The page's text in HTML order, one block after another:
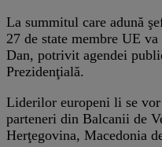
La summitul care adună
27 de state membre UE
Dan, potrivit agendei
Prezidenţială.
Liderilor europeni li se
parteneri din Balcanii de
Herţegovina, Macedonia